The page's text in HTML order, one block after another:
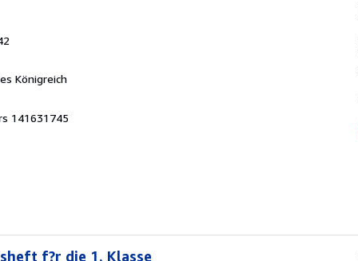
Königreich
141631745
f?r die 1. Klasse